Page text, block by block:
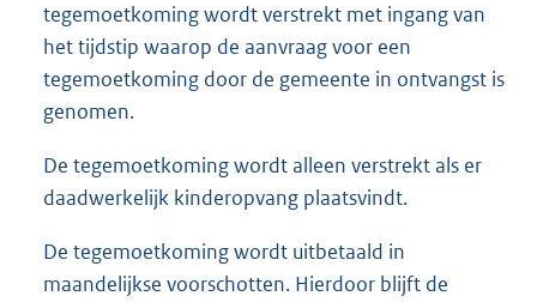
tegemoetkoming wordt verstrekt met ingang van
het tijdstip waarop de aanvraag voor een
tegemoetkoming door de gemeente in ontvangst is
genomen.
De tegemoetkoming wordt alleen verstrekt als er
daadwerkelijk kinderopvang plaatsvindt.
De tegemoetkoming wordt uitbetaald in
maandelijkse voorschotten. Hierdoor blijft de